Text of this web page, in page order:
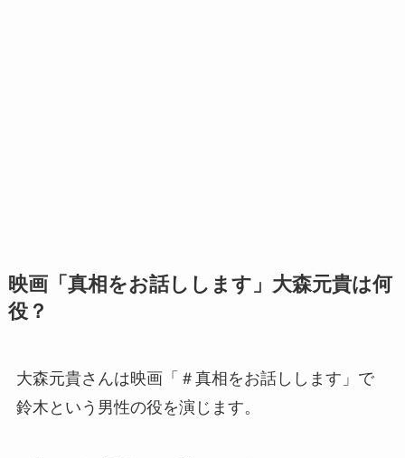
映画「真相をお話しします」大森元貴は何
役？
大森元貴さんは映画「＃真相をお話しします」で
鈴木という男性の役を演じます。